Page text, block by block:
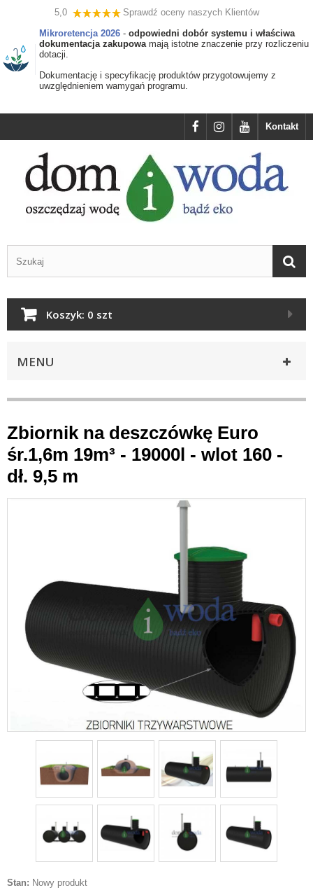
5,0
Sprawdź oceny naszych Klientów
Mikroretencja 2026 - odpowiedni dobór systemu i właściwa
dokumentacja zakupowamają istotne znaczenie przy rozliczeniu
dotacji.
Dokumentację i specyfikację produktów przygotowujemy z
uwzględnieniem wamygań programu.
Kontakt
Koszyk: 0 szt
MENU
Zbiornik na deszczówkę Euro
śr.1,6m 19m³ - 19000l - wlot 160 -
dł. 9,5 m
Stan: Nowy produkt